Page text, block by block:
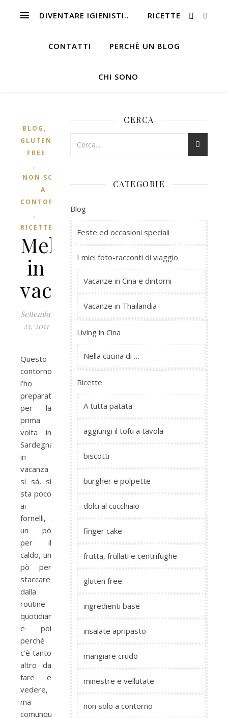
DIVENTARE IGIENISTI.. RICETTE
CONTATTI PERCHÈ UN BLOG
CHI SONO
BLOG ,
GLUTEN
FREE
,
NON SOLO
A
CONTORNO
,
RICETTE
Melanzane
in
vacanza
Settembre
23, 2011
Questo
contorno
l’ho
preparato
per la
prima
volta in
Sardegna:
in
vacanza
si sà, si
sta poco
ai
fornelli,
un pò
per il
caldo, un
pò per
staccare
dalla
routine
quotidiana
e poi
perchè
c’è tanto
altro da
fare e
vedere,
ma
comunque
CERCA
CATEGORIE
Blog
Feste ed occasioni speciali
I miei foto-racconti di viaggio
Vacanze in Cina e dintorni
Vacanze in Thailandia
Living in Cina
Nella cucina di …
Ricette
A tutta patata
aggiungi il tofu a tavola
biscotti
burgher e polpette
dolci al cucchiaio
finger cake
frutta, frullati e centrifughe
gluten free
ingredienti base
insalate apripasto
mangiare crudo
minestre e vellutate
non solo a contorno